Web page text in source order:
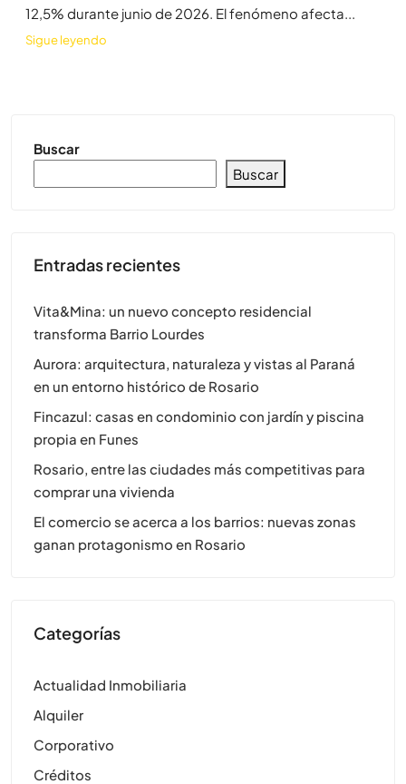
12,5% durante junio de 2026. El fenómeno afecta...
Sigue leyendo
Buscar
Buscar
Entradas recientes
Vita&Mina: un nuevo concepto residencial
transforma Barrio Lourdes
Aurora: arquitectura, naturaleza y vistas al Paraná
en un entorno histórico de Rosario
Fincazul: casas en condominio con jardín y piscina
propia en Funes
Rosario, entre las ciudades más competitivas para
comprar una vivienda
El comercio se acerca a los barrios: nuevas zonas
ganan protagonismo en Rosario
Categorías
Actualidad Inmobiliaria
Alquiler
Corporativo
Créditos